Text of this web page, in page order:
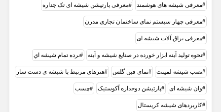
معرفی شیشه های هوشمند معرفی پارتیشن شیشه ای تک جداره
معرفی چهار سیستم نمای ساختمان تجاری مدرن
معرفی یراق آلات شیشه ای
نحوه تولید آینه ابزار خورده در صنایع شیشه و آینه نرده تمام شيشه اي
نصب شیشه لمینت نمای فین گلس هنرهای مرتبط با شیشه ی دست ساز
وان شیشه ای پارتیشن دوجداره آکوستیک چسب
کاربردهای شیشه کریستال